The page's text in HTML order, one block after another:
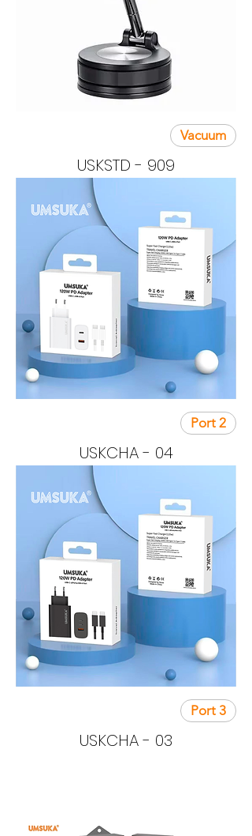
Vacuum
USKSTD - 909
2 Port
USKCHA - 04
3 Port
USKCHA - 03